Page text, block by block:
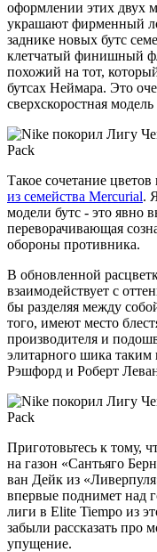
оформлении этих двух
украшают фирменный
заднике новых бутс
клетчатый финишный
похожий на тот,
бутсах Неймара. Это
сверхскоростная
Такое сочетание
из семейства Mercurial.
модели бутс - это явно
переворачивающая
обороны противника.
В обновленной
взаимодействует с
бы разделяя между
того, имеют место
производителя и
элитарного шика
Рэшфорд и Роберт
Приготовьтесь к тому,
на газон «Сантьяго
ван Дейк из
впервые поднимет над
лиги в Elite Tiempo из
забыли рассказать про
упущение.